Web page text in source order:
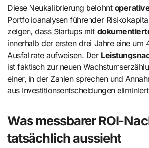
Diese Neukalibrierung belohnt
Portfolioanalysen führender
zeigen, dass Startups mit
innerhalb der ersten drei Jahre eine um
Ausfallrate aufweisen. Der
ist faktisch zur neuen
einer, in der Zahlen sprechen und
aus Investitionsentscheidungen
Was messbarer ROI-
tatsächlich aussieht